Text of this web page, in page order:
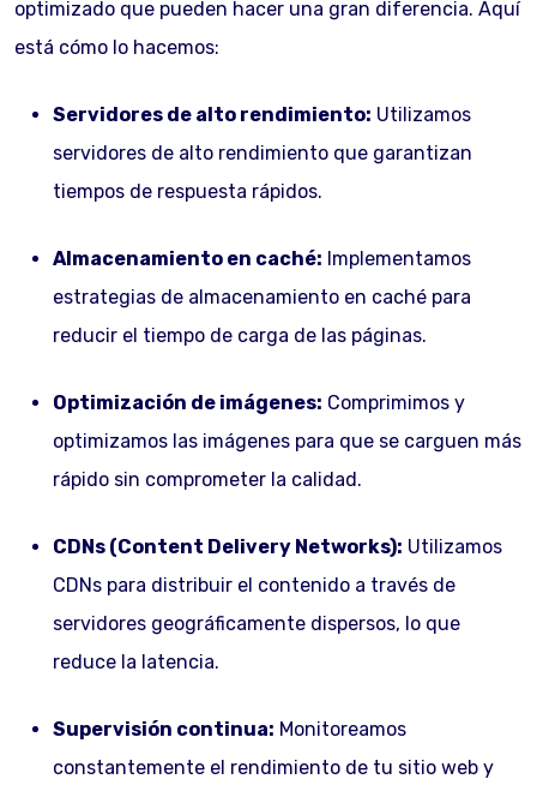
optimizado que pueden hacer una gran diferencia. Aquí
está cómo lo hacemos:
Servidores de alto rendimiento: Utilizamos
servidores de alto rendimiento que garantizan
tiempos de respuesta rápidos.
Almacenamiento en caché: Implementamos
estrategias de almacenamiento en caché para
reducir el tiempo de carga de las páginas.
Optimización de imágenes: Comprimimos y
optimizamos las imágenes para que se carguen más
rápido sin comprometer la calidad.
CDNs (Content Delivery Networks): Utilizamos
CDNs para distribuir el contenido a través de
servidores geográficamente dispersos, lo que
reduce la latencia.
Supervisión continua: Monitoreamos
constantemente el rendimiento de tu sitio web y